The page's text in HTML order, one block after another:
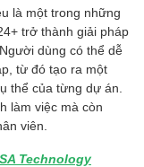
là một trong những
trở thành giải pháp
dùng có thể dễ
từ đó tạo ra một
thể của từng dự án.
làm việc mà còn
viên.
Technology